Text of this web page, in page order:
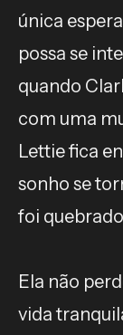
única
possa se
quando
com uma
Lettie fica
sonho se
foi
Ela não
vida